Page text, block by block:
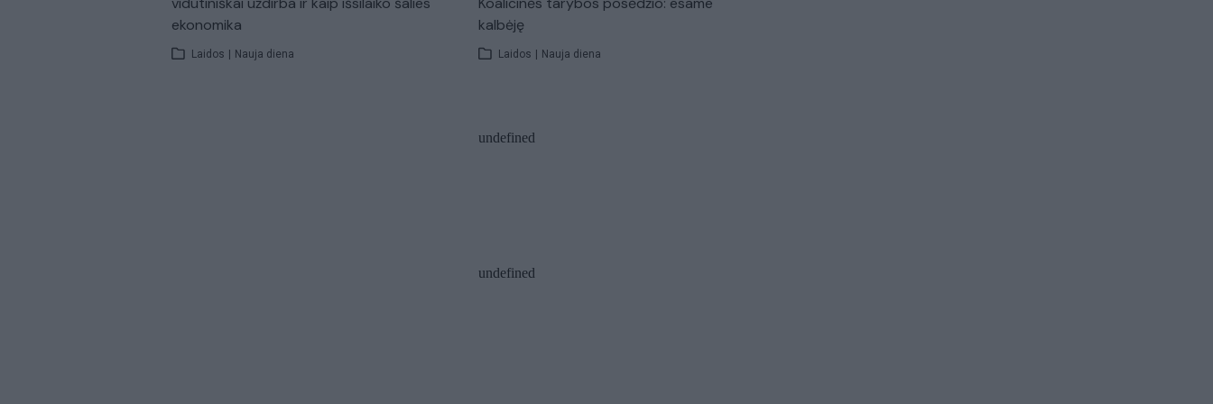
ekonomika
Laidos | Nauja diena
kalbėję
Laidos | Nauja diena